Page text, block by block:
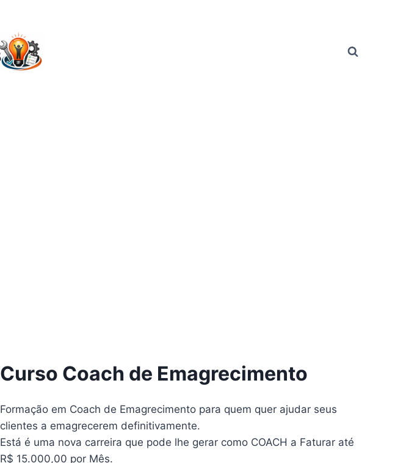
Curso Coach de Emagrecimento
Formação em Coach de Emagrecimento para quem quer ajudar seus
clientes a emagrecerem definitivamente.
Está é uma nova carreira que pode lhe gerar como COACH a Faturar até
R$ 15.000,00 por Mês.